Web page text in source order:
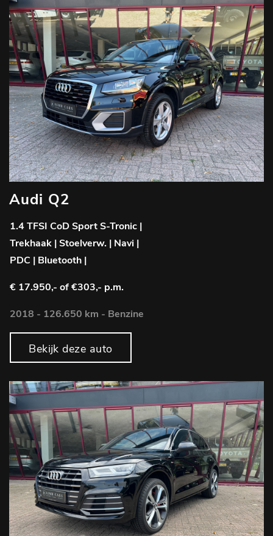
Audi Q2
1.4 TFSI CoD Sport S-Tronic |
Trekhaak | Stoelverw. | Navi |
PDC | Bluetooth |
€ 17.950,- of €303,- p.m.
2018 - 126.650 km - Benzine
Bekijk deze auto